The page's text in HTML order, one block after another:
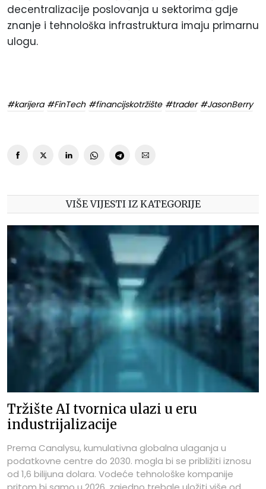
decentralizacije poslovanja u sektorima gdje
znanje i tehnološka infrastruktura imaju primarnu
ulogu.
#karijera #FinTech #financijskotržište #trader #JasonBerry
VIŠE VIJESTI IZ KATEGORIJE
Tržište AI tvornica ulazi u eru
industrijalizacije
Prema Canalysu, kumulativna globalna ulaganja u
podatkovne centre do 2030. mogla bi se približiti iznosu
od 1,6 bilijuna dolara. Vodeće tehnološke kompanije